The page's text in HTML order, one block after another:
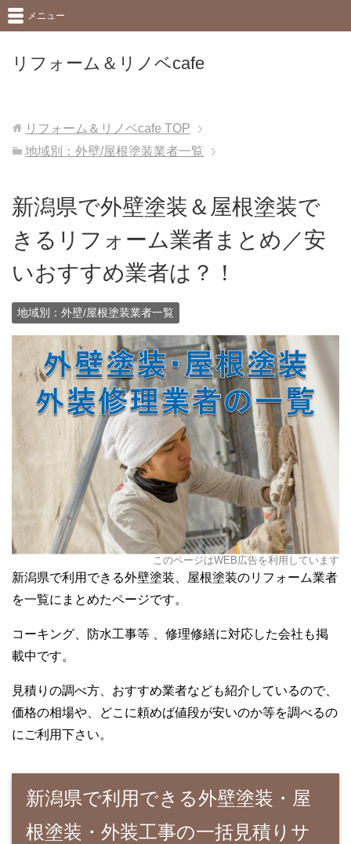
リフォーム＆リノベcafe
メニュー
リフォーム＆リノベcafe TOP
地域別：外壁/屋根塗装業者一覧
新潟県で外壁塗装＆屋根塗装で
きるリフォーム業者まとめ／安
いおすすめ業者は？！
地域別：外壁/屋根塗装業者一覧
このページはWEB広告を利用しています
新潟県で利用できる外壁塗装、屋根塗装のリフォーム業者
を一覧にまとめたページです。
コーキング、防水工事等 、修理修繕に対応した会社も掲
載中です。
見積りの調べ方、おすすめ業者なども紹介しているので、
価格の相場や、どこに頼めば値段が安いのか等を調べるの
にご利用下さい。
新潟県で利用できる外壁塗装・屋
根塗装・外装工事の一括見積りサ